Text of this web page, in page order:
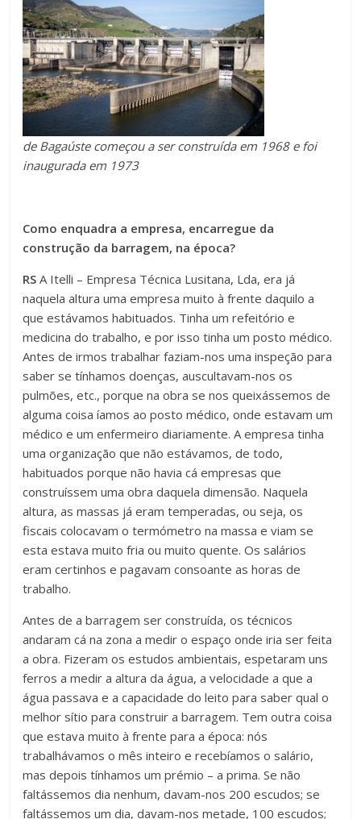
de Bagaúste começou a ser construída em 1968 e foi
inaugurada em 1973
Como enquadra a empresa, encarregue da
construção da barragem, na época?
RSA Itelli – Empresa Técnica Lusitana, Lda, era já
naquela altura uma empresa muito à frente daquilo a
que estávamos habituados. Tinha um refeitório e
medicina do trabalho, e por isso tinha um posto médico.
Antes de irmos trabalhar faziam-nos uma inspeção para
saber se tínhamos doenças, auscultavam-nos os
pulmões, etc., porque na obra se nos queixássemos de
alguma coisa íamos ao posto médico, onde estavam um
médico e um enfermeiro diariamente. A empresa tinha
uma organização que não estávamos, de todo,
habituados porque não havia cá empresas que
construíssem uma obra daquela dimensão. Naquela
altura, as massas já eram temperadas, ou seja, os
fiscais colocavam o termómetro na massa e viam se
esta estava muito fria ou muito quente. Os salários
eram certinhos e pagavam consoante as horas de
trabalho.
Antes de a barragem ser construída, os técnicos
andaram cá na zona a medir o espaço onde iria ser feita
a obra. Fizeram os estudos ambientais, espetaram uns
ferros a medir a altura da água, a velocidade a que a
água passava e a capacidade do leito para saber qual o
melhor sítio para construir a barragem. Tem outra coisa
que estava muito à frente para a época: nós
trabalhávamos o mês inteiro e recebíamos o salário,
mas depois tínhamos um prémio – a prima. Se não
faltássemos dia nenhum, davam-nos 200 escudos; se
faltássemos um dia, davam-nos metade, 100 escudos;